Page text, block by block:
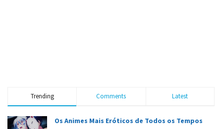
Trending Comments Latest
Os Animes Mais Eróticos de Todos os Tempos